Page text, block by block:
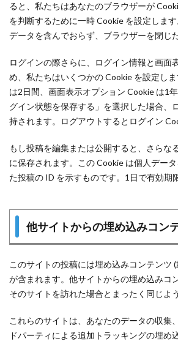
ると、私たちはあなたのブラウザーが
を判断するために一時 Cookie を設定しま
データを含んでおらず、ブラウザーを閉じ
ログインの際さらに、ログイン情報と画面
め、私たちはいくつかの Cookie を設定し
は2日間、画面表示オプション Cookie は1
グイン状態を保存する」を選択した場合、
持されます。ログアウトするとログイン
もし投稿を編集または公開すると、さらな
に保存されます。この Cookie は個人デー
た投稿の ID を示すものです。1日で有効期
他サイトからの埋め込みコン
このサイトの投稿には埋め込みコンテンツ
が含まれます。他サイトからの埋め込みコ
そのサイトを訪れた場合とまったく同じよ
これらのサイトは、あなたのデータの収集
ドパーティによる追加トラッキングの埋め